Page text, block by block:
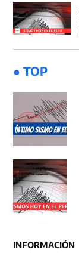
● TOP
INFORMACIÓN